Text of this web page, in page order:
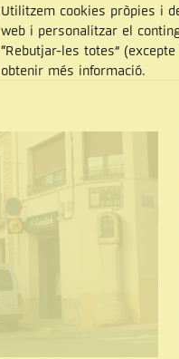
Utilitzem cookies pròpies i
web i personalitzar el
“Rebutjar-les totes”
obtenir més informació.